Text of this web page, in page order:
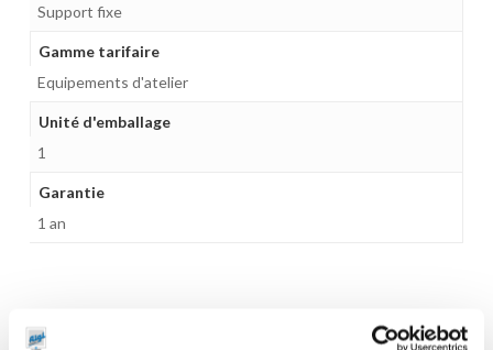
Support fixe
Gamme tarifaire
Equipements d'atelier
Unité d'emballage
1
Garantie
1 an